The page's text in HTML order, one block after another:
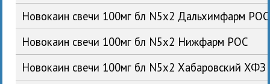
Новокаин свечи 100мг бл N5x2 Дальхимфарм РОС
Новокаин свечи 100мг бл N5x2 Нижфарм РОС
Новокаин свечи 100мг бл N5x2 Хабаровский